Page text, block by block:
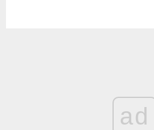
ad